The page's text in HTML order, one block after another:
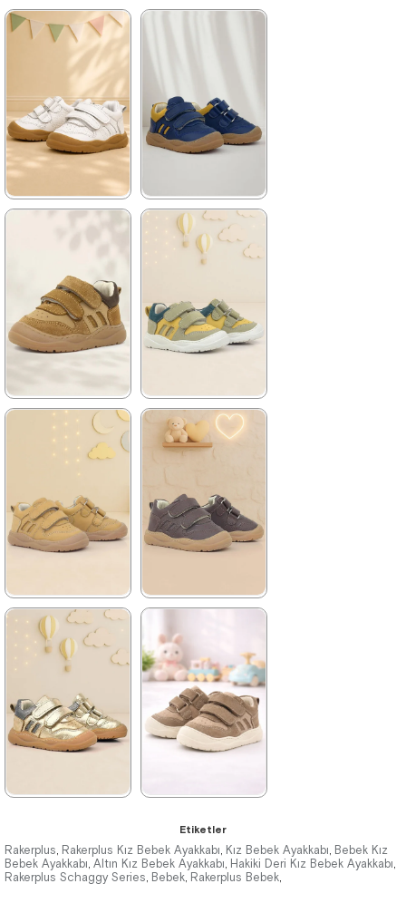
★ ★ ★ ★ ★
1.579,90 ₺
%42İndirim
Ücretsiz
Kargo
%42İndirim
Ücretsiz
★ ★
2.709,90 ₺
%42İndirim
Ücretsiz
Kargo
★ ★ ★ ★
1.579,90 ₺
%42İndirim
Ücretsiz
Kargo
★ ★ ★ ★
1.579,90 ₺
%42İndirim
Ücretsiz
Kargo
★ ★ ★ ★
1.579,90 ₺
%42İndirim
Ücretsiz
Kargo
★ ★ ★ ★
1.579,90 ₺
%42İndirim
Ücretsiz
Kargo
1.289,90 ₺
1.949,90 ₺
%34İndirim
Ücretsiz
Kargo
1.579,90 ₺
2.709,90 ₺
★ ★ ★
1.579,90 ₺
2.709,90 ₺
Etiketler
Rakerplus, Rakerplus Kız Bebek Ayakkabı, Kız Bebek Ayakkabı, Bebek Kız
Bebek Ayakkabı, Altın Kız Bebek Ayakkabı, Hakiki Deri Kız Bebek Ayakkabı,
Rakerplus Schaggy Series, Bebek, Rakerplus Bebek,